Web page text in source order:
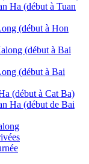
Ha (début à Tuan
(début à Hon
(début à Bai
(début à Bai
(début à Cat Ba)
Ha (début de Bai